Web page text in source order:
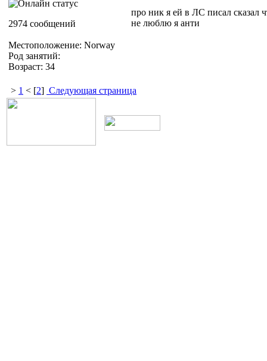
2974 сообщений
Местоположение: Norway
Род занятий:
Возраст: 34
про ник я ей в ЛС писал сказал
не люблю я анти
> 1 < [2] Следующая страница